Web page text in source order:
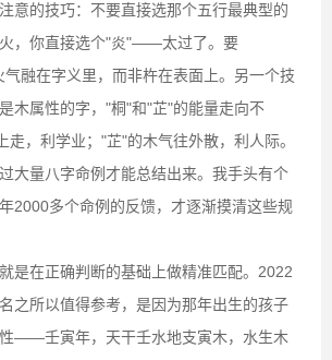
意的技巧：不要直接选那个五行最典型的
，你直接选个"炎"——太过了。要
气融在字义里，而非杵在表面上。另一个技
木属性的字，"桐"和"芷"的能量走向不
走，利学业；"芷"的木气往外散，利人际。
大量八字命例才能总结出来。我手头有个
2000多个命例的反馈，才逐渐摸清这些规
是在正确判断的基础上做精准匹配。2022
之所以值得参考，是因为那年出生的孩子
——壬寅年，天干壬水地支寅木，水生木